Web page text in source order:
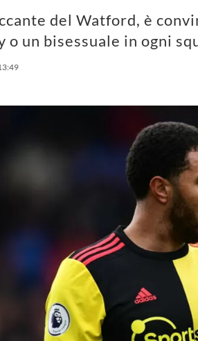
del Watford, è
o un bisessuale in ogni